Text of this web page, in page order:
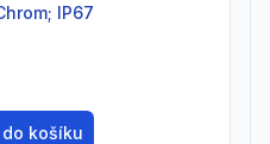
IP67
košíku